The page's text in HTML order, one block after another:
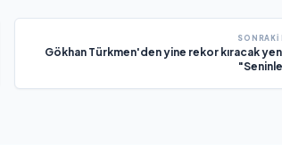
SONRAKI
Gökhan Türkmen'den yine rekor kıracak